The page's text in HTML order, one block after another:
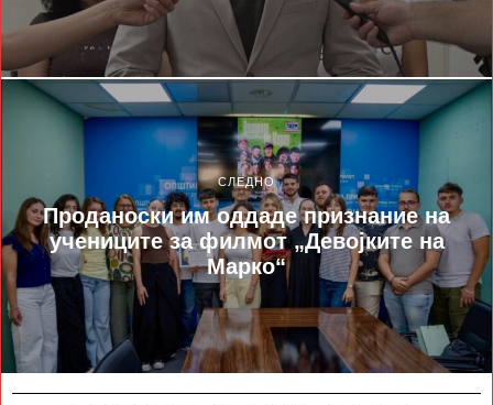
СЛЕДНО
Проданоски им оддаде признание на
учениците за филмот „Девојките на
Марко“